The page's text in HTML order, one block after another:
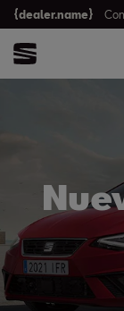
{dealer.name}